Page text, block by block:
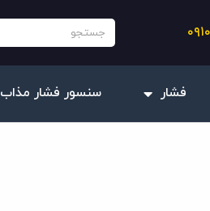
جستجو
فشار سنسور فشار مذاب